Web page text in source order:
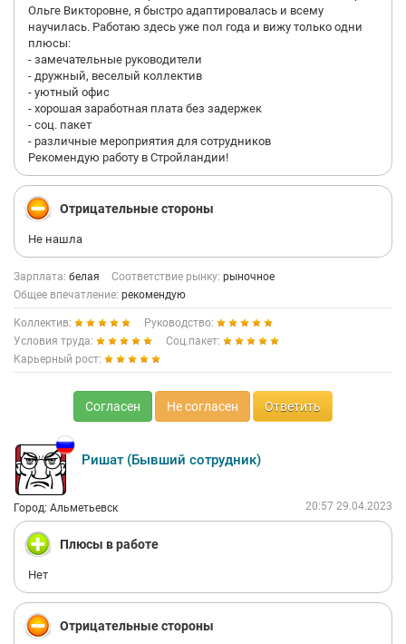
Ольге Викторовне, я быстро адаптировалась и всему
научилась. Работаю здесь уже пол года и вижу только одни
плюсы:
- замечательные руководители
- дружный, веселый коллектив
- уютный офис
- хорошая заработная плата без задержек
- соц. пакет
- различные мероприятия для сотрудников
Рекомендую работу в Стройландии!
Отрицательные стороны
Не нашла
Зарплата: белая Соответствие рынку: рыночное
Общее впечатление: рекомендую
Коллектив:
Руководство:
Условия труда:
Соц.пакет:
Карьерный рост:
Согласен Не согласен Ответить
Ришат (Бывший сотрудник)
Город: Альметьевск 20:57 29.04.2023
Плюсы в работе
Нет
Отрицательные стороны